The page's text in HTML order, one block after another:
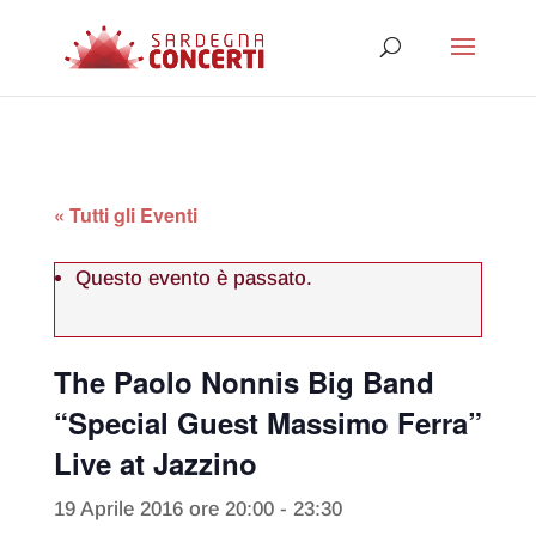
« Tutti gli Eventi
Questo evento è passato.
The Paolo Nonnis Big Band
“Special Guest Massimo Ferra”
Live at Jazzino
19 Aprile 2016 ore 20:00- 23:30